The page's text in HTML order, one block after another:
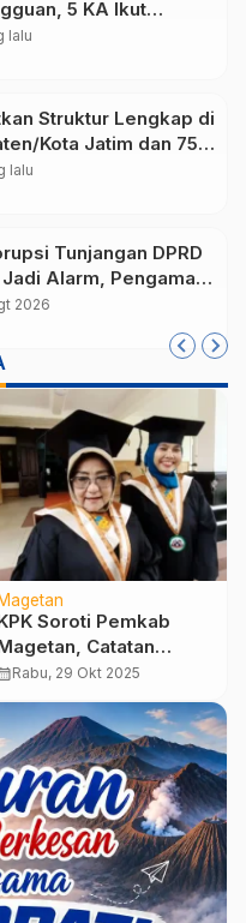
5 KA Ikut
lalu
Struktur Lengkap di
Kota Jatim dan 75
pada Pemilu 2029
lalu
Tunjangan DPRD
Alarm, Pengamat
Perkuat Tata
2026
Magetan
Soroti Pemkab
Catatan
Menyasar
Keuangan
Rabu, 29 Okt 2025